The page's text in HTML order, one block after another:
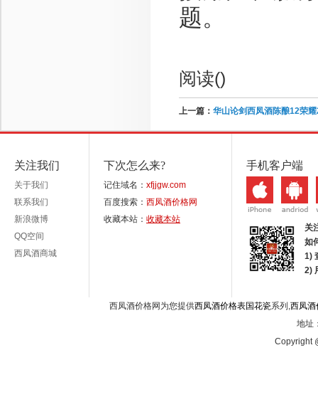
题。
阅读()
上一篇： 华山论剑西凤酒陈酿12荣
关注我们
关于我们
联系我们
新浪微博
QQ空间
西凤酒商城
下次怎么来?
记住域名： xfjjgw.com
百度搜索： 西凤酒价格网
收藏本站： 收藏本站
手机客户端
关
如
1)
2)
西凤酒价格网为您提供西凤酒价格表国花瓷系列,西凤酒
地址
Copyright